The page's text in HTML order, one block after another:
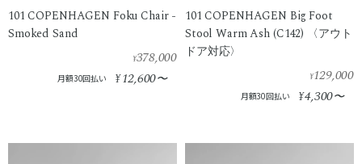
101 COPENHAGEN Foku Chair -
Smoked Sand
¥378,000
月額30回払い ¥12,600〜
101 COPENHAGEN Big Foot
Stool Warm Ash (C142) 〈アウト
ドア対応〉
¥129,000
月額30回払い ¥4,300〜